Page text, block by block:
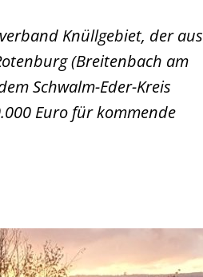
Knüllgebiet, der aus
(Breitenbach am
Schwalm-Eder-Kreis
Euro für kommende